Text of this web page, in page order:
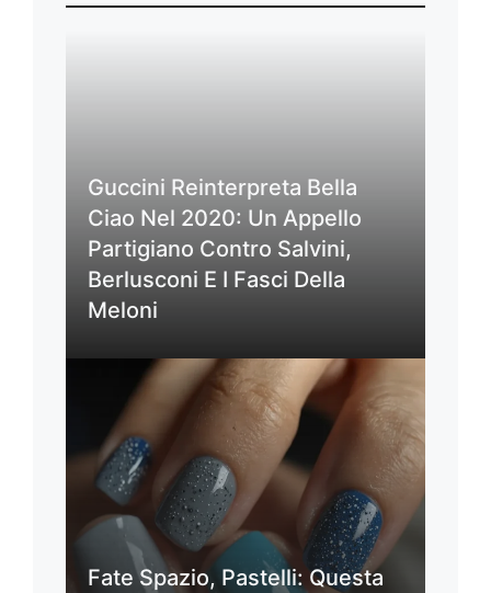
Guccini Reinterpreta Bella
Ciao Nel 2020: Un Appello
Partigiano Contro Salvini,
Berlusconi E I Fasci Della
Meloni
Fate Spazio, Pastelli: Questa